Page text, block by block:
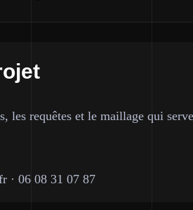
les requêtes et le maillage qui
· 06 08 31 07 87